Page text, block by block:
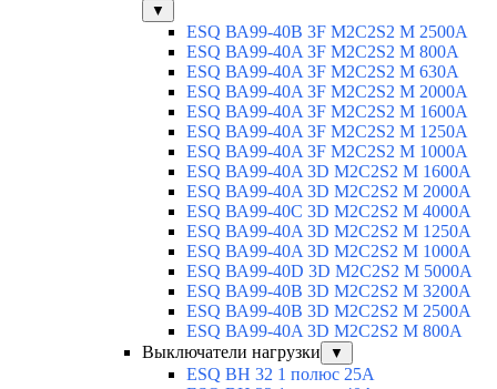
▼
ESQ ВА99-40B 3F M2C2S2 M 2500A
ESQ ВА99-40A 3F M2C2S2 М 800A
ESQ ВА99-40A 3F M2C2S2 М 630A
ESQ ВА99-40A 3F M2C2S2 М 2000A
ESQ ВА99-40A 3F M2C2S2 М 1600A
ESQ ВА99-40A 3F M2C2S2 М 1250A
ESQ ВА99-40A 3F M2C2S2 М 1000A
ESQ ВА99-40A 3D M2C2S2 M 1600A
ESQ ВА99-40A 3D M2C2S2 M 2000A
ESQ ВА99-40C 3D M2C2S2 M 4000A
ESQ ВА99-40A 3D M2C2S2 M 1250A
ESQ ВА99-40A 3D M2C2S2 M 1000A
ESQ ВА99-40D 3D M2C2S2 M 5000A
ESQ ВА99-40B 3D M2C2S2 M 3200A
ESQ ВА99-40B 3D M2C2S2 M 2500A
ESQ ВА99-40A 3D M2C2S2 M 800A
Выключатели нагрузки
▼
ESQ ВН 32 1 полюс 25А